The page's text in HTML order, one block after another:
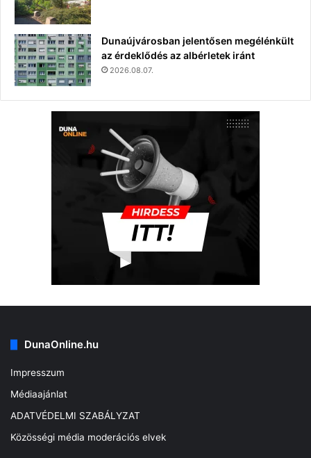
Dunaújvárosban jelentősen megélénkült
az érdeklődés az albérletek iránt
2026.08.07.
DunaOnline.hu
Impresszum
Médiaajánlat
ADATVÉDELMI SZABÁLYZAT
Közösségi média moderációs elvek